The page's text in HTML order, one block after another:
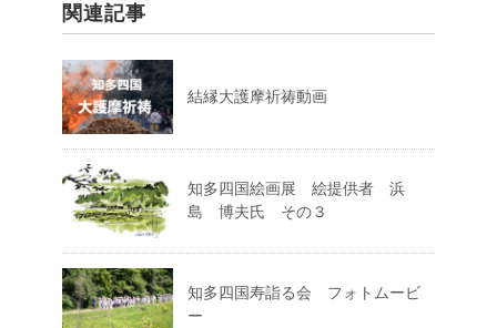
関連記事
結縁大護摩祈祷動画
知多四国絵画展 絵提供者 浜
島 博夫氏 その３
知多四国寿詣る会 フォトムービ
ー